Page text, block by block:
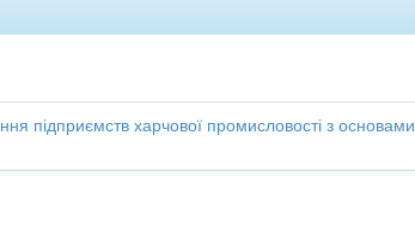
підприємств харчової промисловості з основами